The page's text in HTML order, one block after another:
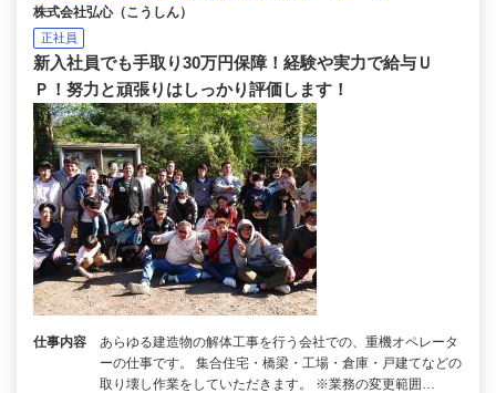
株式会社弘心（こうしん）
正社員
新入社員でも手取り30万円保障！経験や実力で給与Ｕ
Ｐ！努力と頑張りはしっかり評価します！
仕事内容
あらゆる建造物の解体工事を行う会社での、重機オペレータ
ーの仕事です。 集合住宅・橋梁・工場・倉庫・戸建てなどの
取り壊し作業をしていただきます。 ※業務の変更範囲…